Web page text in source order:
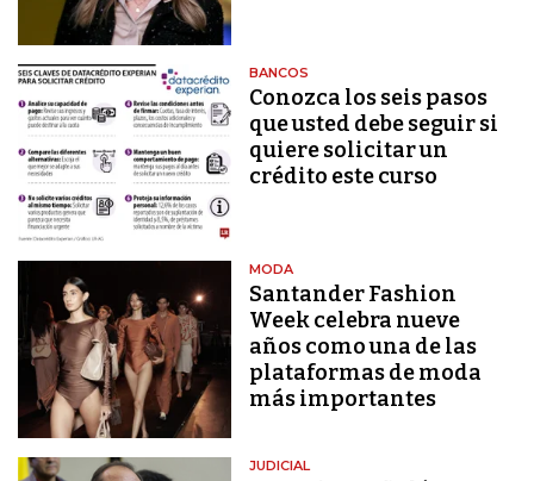
BANCOS
Conozca los seis pasos
que usted debe seguir si
quiere solicitar un
crédito este curso
MODA
Santander Fashion
Week celebra nueve
años como una de las
plataformas de moda
más importantes
JUDICIAL